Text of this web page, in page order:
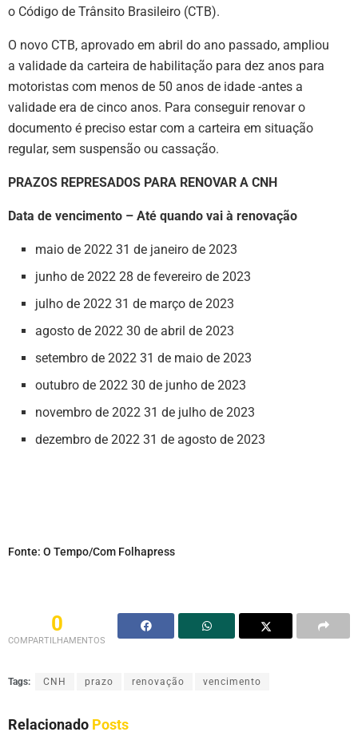
o Código de Trânsito Brasileiro (CTB).
O novo CTB, aprovado em abril do ano passado, ampliou
a validade da carteira de habilitação para dez anos para
motoristas com menos de 50 anos de idade -antes a
validade era de cinco anos. Para conseguir renovar o
documento é preciso estar com a carteira em situação
regular, sem suspensão ou cassação.
PRAZOS REPRESADOS PARA RENOVAR A CNH
Data de vencimento – Até quando vai à renovação
maio de 2022 31 de janeiro de 2023
junho de 2022 28 de fevereiro de 2023
julho de 2022 31 de março de 2023
agosto de 2022 30 de abril de 2023
setembro de 2022 31 de maio de 2023
outubro de 2022 30 de junho de 2023
novembro de 2022 31 de julho de 2023
dezembro de 2022 31 de agosto de 2023
Fonte: O Tempo/Com Folhapress
0
COMPARTILHAMENTOS
Tags: CNH prazo renovação vencimento
Relacionado Posts